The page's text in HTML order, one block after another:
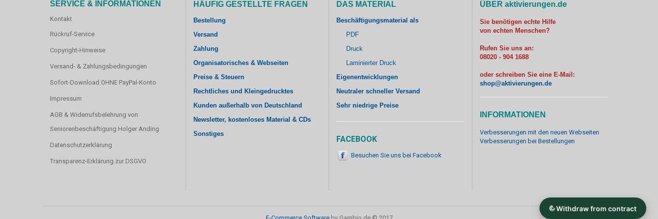
SERVICE & INFORMATIONEN
Kontakt
Rückruf-Service
Copyright-Hinweise
Versand- & Zahlungsbedingungen
Sofort-Download OHNE PayPal-Konto
Impressum
AGB & Widerrufsbelehrung von
Seniorenbeschäftigung Holger Anding
Datenschutzerklärung
Transparenz-Erklärung zur DSGVO
HÄUFIG GESTELLTE FRAGEN
Bestellung
Versand
Zahlung
Organisatorisches & Webseiten
Preise & Steuern
Rechtliches und Kleingedrucktes
Kunden außerhalb von Deutschland
Newsletter, kostenloses Material & CDs
Sonstiges
DAS MATERIAL
Beschäftigungsmaterial als
PDF
Druck
Laminierter Druck
Eigenentwicklungen
Neutraler schneller Versand
Sehr niedrige Preise
FACEBOOK
Besuchen Sie uns bei Facebook
ÜBER aktivierungen.de
Sie benötigen echte Hilfe
von echten Menschen?
Rufen Sie uns an:
08020 - 904 1688
oder schreiben Sie eine E-Mail:
shop@aktivierungen.de
INFORMATIONEN
Verbesserungen mit den neuen Webseiten
Verbesserungen bei Bestellungen